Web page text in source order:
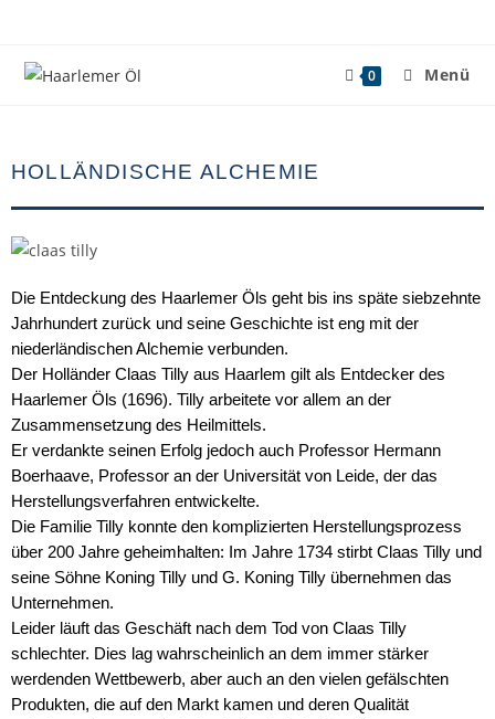
0 Menü
HOLLÄNDISCHE ALCHEMIE
Die Entdeckung des Haarlemer Öls geht bis ins späte siebzehnte
Jahrhundert zurück und seine Geschichte ist eng mit der
niederländischen Alchemie verbunden.
Der Holländer Claas Tilly aus Haarlem gilt als Entdecker des
Haarlemer Öls (1696). Tilly arbeitete vor allem an der
Zusammensetzung des Heilmittels.
Er verdankte seinen Erfolg jedoch auch Professor Hermann
Boerhaave, Professor an der Universität von Leide, der das
Herstellungsverfahren entwickelte.
Die Familie Tilly konnte den komplizierten Herstellungsprozess
über 200 Jahre geheimhalten: Im Jahre 1734 stirbt Claas Tilly und
seine Söhne Koning Tilly und G. Koning Tilly übernehmen das
Unternehmen.
Leider läuft das Geschäft nach dem Tod von Claas Tilly
schlechter. Dies lag wahrscheinlich an dem immer stärker
werdenden Wettbewerb, aber auch an den vielen gefälschten
Produkten, die auf den Markt kamen und deren Qualität